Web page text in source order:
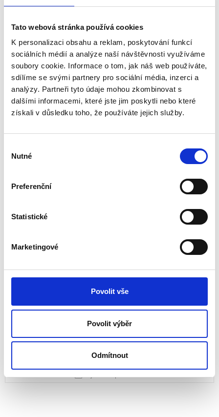
Tato webová stránka používá cookies
K personalizaci obsahu a reklam, poskytování funkcí
sociálních médií a analýze naší návštěvnosti využíváme
soubory cookie. Informace o tom, jak náš web používáte,
sdílíme se svými partnery pro sociální média, inzerci a
analýzy. Partneři tyto údaje mohou zkombinovat s
dalšími informacemi, které jste jim poskytli nebo které
získali v důsledku toho, že používáte jejich služby.
souhlasu
Nutné
Preferenční
Statistické
Marketingové
Povolit vše
Povolit výběr
Odmítnout
Držák monitoru Vista
Snadná montáž k pultu, který má tloušťku od 25 mm do 76 mm, na okraji
Držák monitoru Vista - 2 ramena
Umožňuje umístit dva monitory každý o hmotnosti až 10 kg.